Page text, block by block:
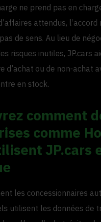
ne prend pas en
attendus, l’accord
de sens.Au lieu de
risques inutiles, JP.cars
d’achat ou de non-achat
en stock.
comment
comme
JP.cars
les concessionnaires
utilisent les données de